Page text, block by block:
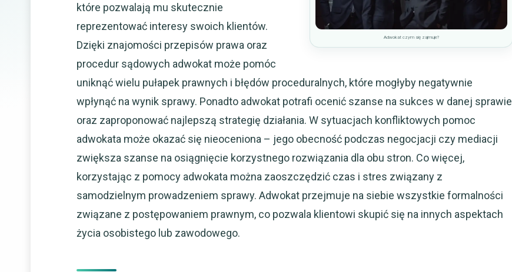
Adwokat czym się zajmuje?
które pozwalają mu skutecznie
reprezentować interesy swoich klientów.
Dzięki znajomości przepisów prawa oraz
procedur sądowych adwokat może pomóc
uniknąć wielu pułapek prawnych i błędów proceduralnych, które mogłyby negatywnie
wpłynąć na wynik sprawy. Ponadto adwokat potrafi ocenić szanse na sukces w danej sprawie
oraz zaproponować najlepszą strategię działania. W sytuacjach konfliktowych pomoc
adwokata może okazać się nieoceniona – jego obecność podczas negocjacji czy mediacji
zwiększa szanse na osiągnięcie korzystnego rozwiązania dla obu stron. Co więcej,
korzystając z pomocy adwokata można zaoszczędzić czas i stres związany z
samodzielnym prowadzeniem sprawy. Adwokat przejmuje na siebie wszystkie formalności
związane z postępowaniem prawnym, co pozwala klientowi skupić się na innych aspektach
życia osobistego lub zawodowego.